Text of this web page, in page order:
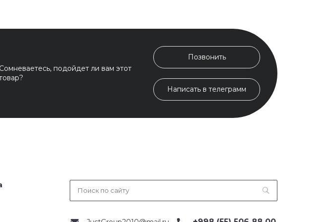
Сомневаетесь, подойдет ли вам этот
Позвонить
Написать в телеграмм